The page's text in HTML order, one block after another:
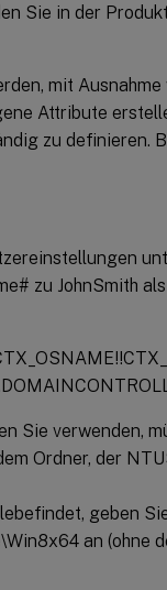
Sie in der
mit Ausnahme
Attribute
zu definieren.
zu JohnSmith
Sie verwenden,
Ordner, der
geben
an (ohne